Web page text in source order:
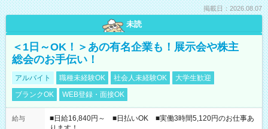
掲載日：2026.08.07
未読
＜1日～OK！＞あの有名企業も！展示会や株主
総会のお手伝い！
アルバイト 職種未経験OK 社会人未経験OK
大学生歓迎
ブランクOK
WEB登録・面接OK
給与
■日給16,840円～ ■日払いOK ■実働3時間5,120円のお仕事あ